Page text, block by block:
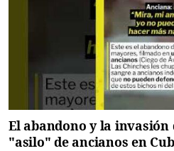
El abandono y la invasión
"asilo" de ancianos en